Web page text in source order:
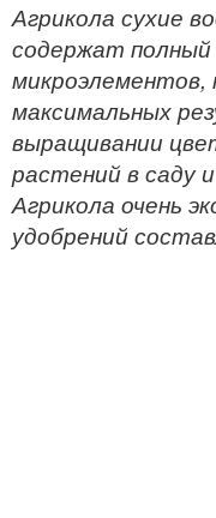
Агрикола сухие
содержат полный
микроэлементов,
максимальных
выращивании
растений в саду
Агрикола очень
удобрений